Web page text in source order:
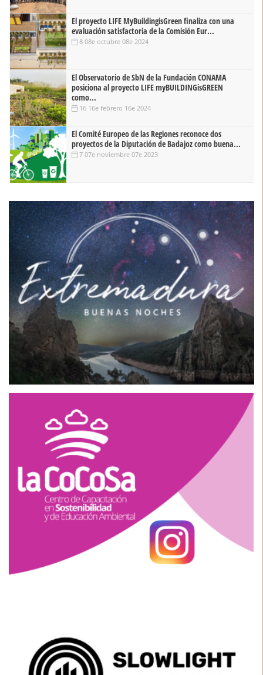
El proyecto LIFE MyBuildingisGreen finaliza con una
evaluación satisfactoria de la Comisión Eur...
8 08e octubre 08e 2024
El Observatorio de SbN de la Fundación CONAMA
posiciona al proyecto LIFE myBUILDINGisGREEN
como...
16 16e febrero 16e 2024
El Comité Europeo de las Regiones reconoce dos
proyectos de la Diputación de Badajoz como buena...
7 07e noviembre 07e 2023